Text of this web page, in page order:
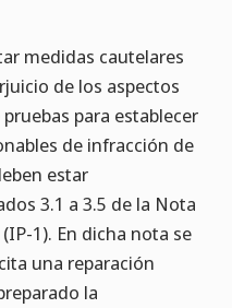
medidas cautelares
de los aspectos
para establecer
de infracción de
estar
3.1 a 3.5 de la Nota
1). En dicha nota se
una reparación
la